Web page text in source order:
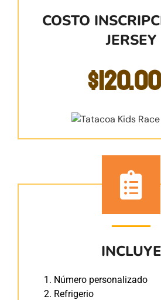
COSTO
JERSEY
INCLUYE
Número personalizado
Refrigerio